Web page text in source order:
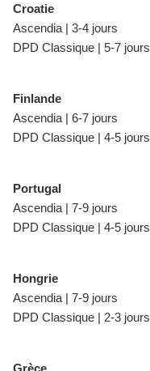
Croatie
Ascendia | 3-4 jours
DPD Classique | 5-7 jours
Finlande
Ascendia | 6-7 jours
DPD Classique | 4-5 jours
Portugal
Ascendia | 7-9 jours
DPD Classique | 4-5 jours
Hongrie
Ascendia | 7-9 jours
DPD Classique | 2-3 jours
Grèce